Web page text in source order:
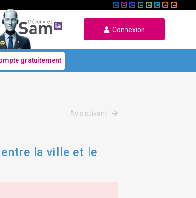
Connexion
gratuitement
Avis suivant
la ville et le